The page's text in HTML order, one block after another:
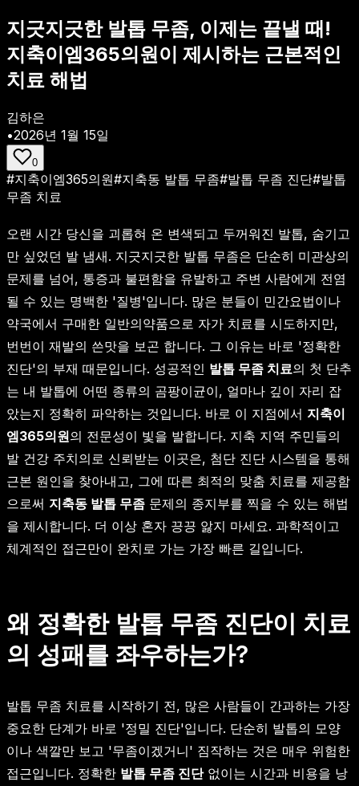
지긋지긋한 발톱 무좀, 이제는 끝낼 때!
지축이엠365의원이 제시하는 근본적인
치료 해법
김하은
•2026년 1월 15일
0
#지축이엠365의원#지축동 발톱 무좀#발톱 무좀 진단#발톱
무좀 치료
오랜 시간 당신을 괴롭혀 온 변색되고 두꺼워진 발톱, 숨기고
만 싶었던 발 냄새. 지긋지긋한 발톱 무좀은 단순히 미관상의
문제를 넘어, 통증과 불편함을 유발하고 주변 사람에게 전염
될 수 있는 명백한 '질병'입니다. 많은 분들이 민간요법이나
약국에서 구매한 일반의약품으로 자가 치료를 시도하지만,
번번이 재발의 쓴맛을 보곤 합니다. 그 이유는 바로 '정확한
진단'의 부재 때문입니다. 성공적인 발톱 무좀 치료의 첫 단추
는 내 발톱에 어떤 종류의 곰팡이균이, 얼마나 깊이 자리 잡
았는지 정확히 파악하는 것입니다. 바로 이 지점에서 지축이
엠365의원의 전문성이 빛을 발합니다. 지축 지역 주민들의
발 건강 주치의로 신뢰받는 이곳은, 첨단 진단 시스템을 통해
근본 원인을 찾아내고, 그에 따른 최적의 맞춤 치료를 제공함
으로써 지축동 발톱 무좀 문제의 종지부를 찍을 수 있는 해법
을 제시합니다. 더 이상 혼자 끙끙 앓지 마세요. 과학적이고
체계적인 접근만이 완치로 가는 가장 빠른 길입니다.
왜 정확한 발톱 무좀 진단이 치료
의 성패를 좌우하는가?
발톱 무좀 치료를 시작하기 전, 많은 사람들이 간과하는 가장
중요한 단계가 바로 '정밀 진단'입니다. 단순히 발톱의 모양
이나 색깔만 보고 '무좀이겠거니' 짐작하는 것은 매우 위험한
접근입니다. 정확한 발톱 무좀 진단없이는 시간과 비용을 낭